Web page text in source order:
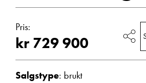
Denne siden er beskyttet av reCAPTCHA
PersonvernerklæringogVilkår for bruker
Pris:
kr 729 900
Salgstype: brukt